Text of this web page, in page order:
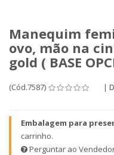
Manequim
ovo, mão na
gold ( BASE
(Cód.7587) |
Embalagem para
carrinho.
Perguntar ao